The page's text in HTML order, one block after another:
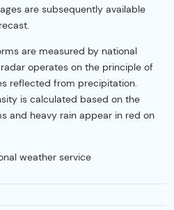
are subsequently available
are measured by national
operates on the principle of
reflected from precipitation.
is calculated based on the
and heavy rain appear in red on
weather service